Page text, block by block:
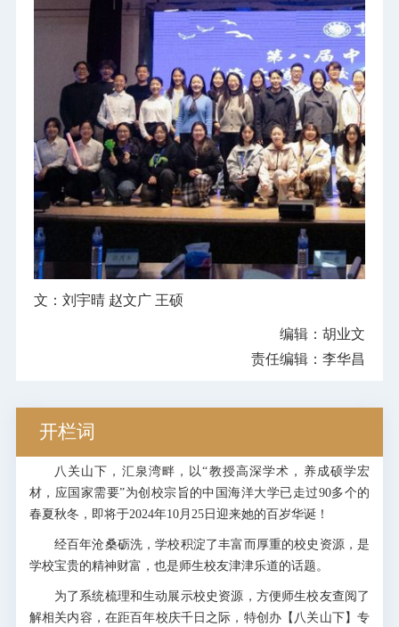
文：刘宇晴 赵文广 王硕
编辑：胡业文
责任编辑：李华昌
开栏词
八关山下，汇泉湾畔，以“教授高深学术，养成硕学宏
材，应国家需要”为创校宗旨的中国海洋大学已走过90多个的
春夏秋冬，即将于2024年10月25日迎来她的百岁华诞！
经百年沧桑砺洗，学校积淀了丰富而厚重的校史资源，是
学校宝贵的精神财富，也是师生校友津津乐道的话题。
为了系统梳理和生动展示校史资源，方便师生校友查阅了
解相关内容，在距百年校庆千日之际，特创办【八关山下】专